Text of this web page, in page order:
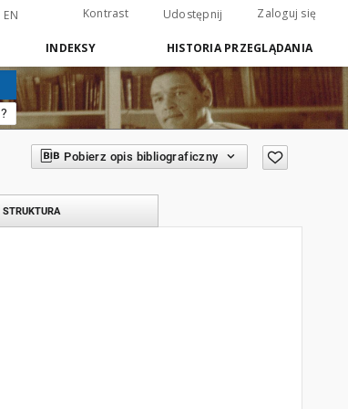
EN Kontrast Udostępnij Zaloguj się
INDEKSY HISTORIA PRZEGLĄDANIA
?
Pobierz opis bibliograficzny
STRUKTURA